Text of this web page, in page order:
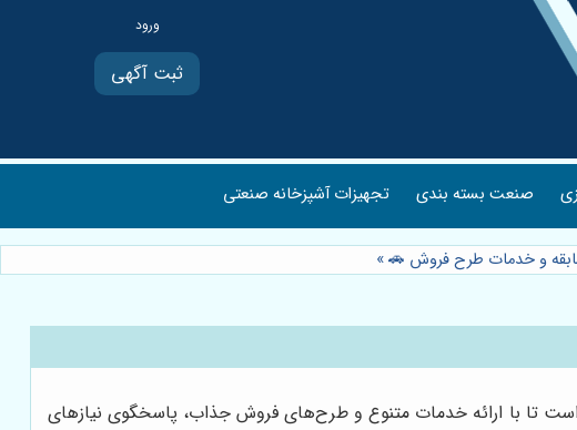
ثبت آگهی
صنعت بسته بندی تجهیزات آشپزخانه صنعتی
و خدمات طرح فروش 🚗»
تا با ارائه خدمات متنوع و طرح‌های فروش جذاب، پاسخگوی نیازهای